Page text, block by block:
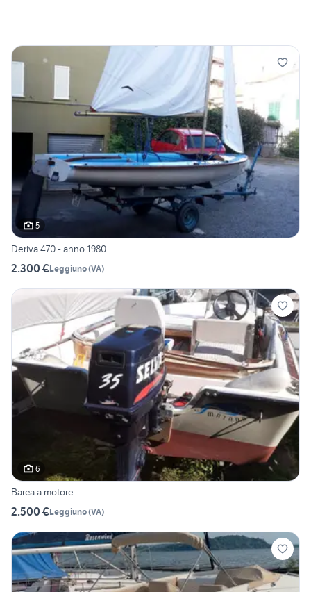
5
Deriva 470 - anno 1980
2.300 €Leggiuno(VA)
6
Barca a motore
2.500 €Leggiuno(VA)